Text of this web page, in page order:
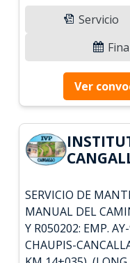
Servicio
Ver
SERVICIO DE
MANUAL DEL
Y R050202: EMP.
CHAUPIS-